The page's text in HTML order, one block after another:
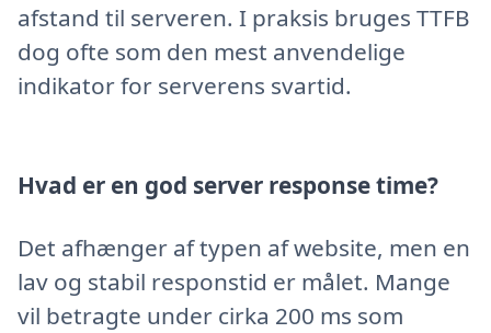
afstand til serveren. I praksis bruges TTFB
dog ofte som den mest anvendelige
indikator for serverens svartid.
Hvad er en god server response time?
Det afhænger af typen af website, men en
lav og stabil responstid er målet. Mange
vil betragte under cirka 200 ms som